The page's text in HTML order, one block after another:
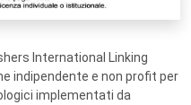
International Linking
indipendente e non profit per
implementati da